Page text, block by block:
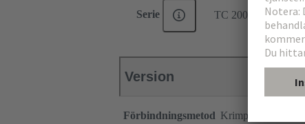
Serie TC 200
Version
Förbindningsmetod Krimpterminering